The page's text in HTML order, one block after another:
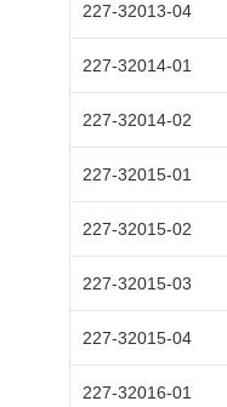
227-32013-04
227-32014-01
227-32014-02
227-32015-01
227-32015-02
227-32015-03
227-32015-04
227-32016-01